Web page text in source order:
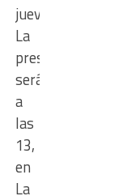
jueves.
La
presentación
será
a
las
13,
en
La